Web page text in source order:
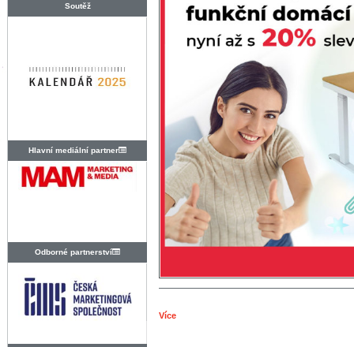
Soutěž
Hlavní mediální partner
Odborné partnerství
Více